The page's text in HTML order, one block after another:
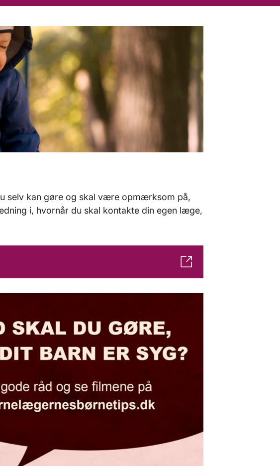
selv kan gøre og skal være opmærksom på,
i, hvornår du skal kontakte din egen læge,